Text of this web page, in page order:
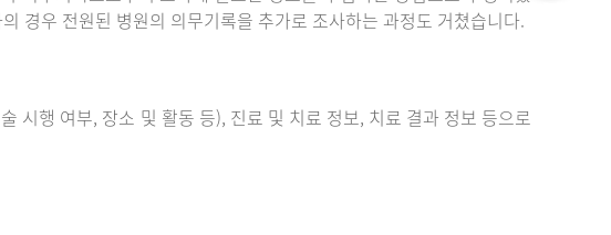
경우 전원된 병원의 의무기록을 추가로 조사하는 과정도 거쳤습니다.
시행 여부, 장소 및 활동 등), 진료 및 치료 정보, 치료 결과 정보 등으로
원시자료